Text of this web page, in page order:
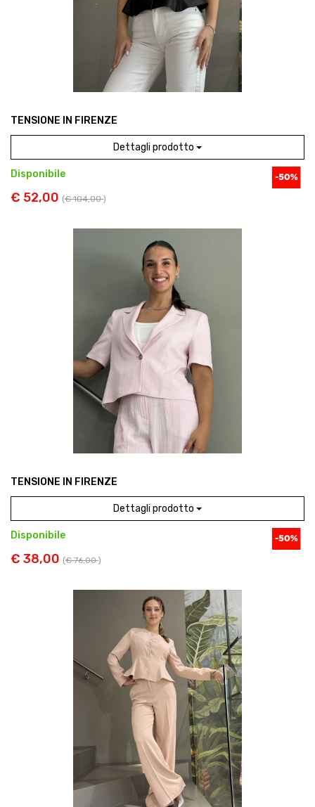
TENSIONE IN FIRENZE
Dettagli prodotto
Disponibile
€ 52,00 (€ 104,00)
TENSIONE IN FIRENZE
Dettagli prodotto
Disponibile
€ 38,00 (€ 76,00)